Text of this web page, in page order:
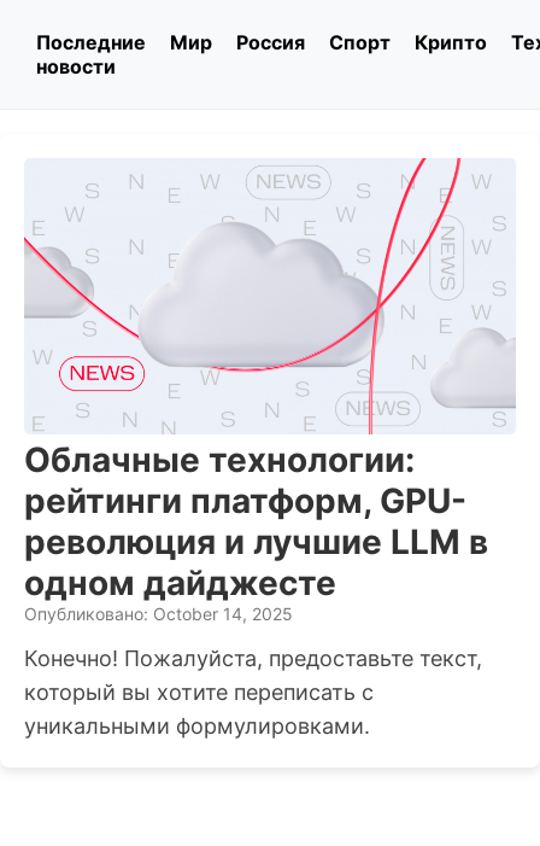
Последние
новости
Мир Россия Спорт Крипто
Облачные технологии:
рейтинги платформ, GPU-
революция и лучшие LLM в
одном дайджесте
Опубликовано: October 14, 2025
Конечно! Пожалуйста, предоставьте текст,
который вы хотите переписать с
уникальными формулировками.